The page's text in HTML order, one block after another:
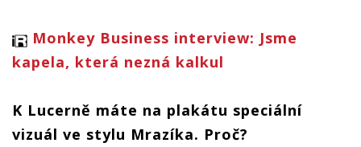
Monkey Business interview: Jsme
kapela, která nezná kalkul
K Lucerně máte na plakátu speciální
vizuál ve stylu Mrazíka. Proč?